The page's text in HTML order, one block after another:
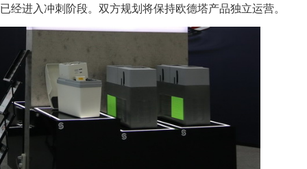
已经进入冲刺阶段。双方规划将保持欧德塔产品独立运营。